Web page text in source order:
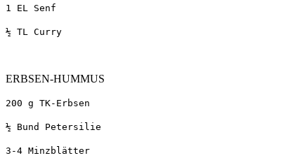
1 EL Senf
½ TL Curry
ERBSEN-HUMMUS
200 g TK-Erbsen
½ Bund Petersilie
3-4 Minzblätter